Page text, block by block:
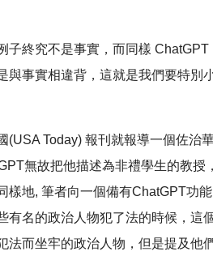
子終究不是事實，而同樣 ChatGPT
與事實相違背，這就是我們要特別
(USA Today) 報刊就報導一個佐治
無故把他描述為非禮學生的教授
樣地, 筆者向一個備有ChatGPT功能
有名的政治人物犯了法的時候，這
法而坐牢的政治人物，但是提及他